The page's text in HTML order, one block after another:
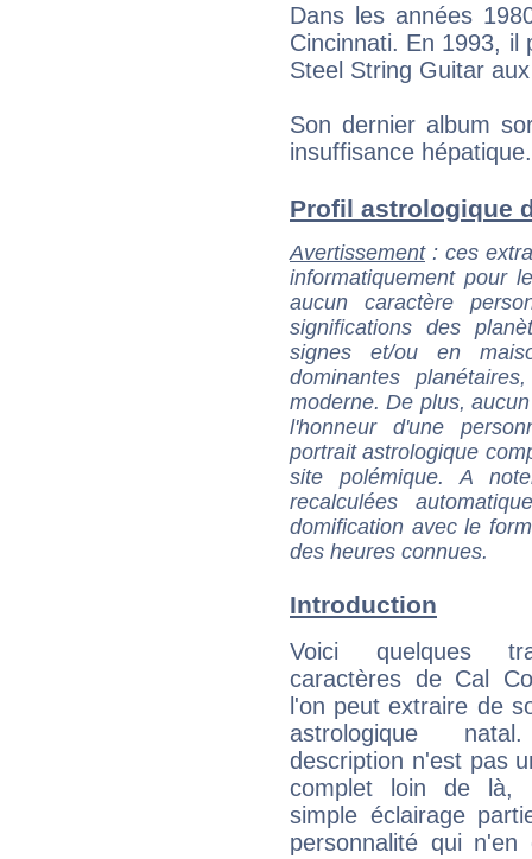
Dans les années
Cincinnati. En 1993, il
Steel String Guitar
Son dernier album
insuffisance hépatique.
Profil astrologique
Avertissement: ces
informatiquement pour
aucun caractère
significations des
signes et/ou en
dominantes
moderne. De plus,
l'honneur d'une
portrait astrologique
site polémique. A
recalculées
domification avec le
des heures connues.
Introduction
Voici quelques
caractères de Cal
l'on peut extraire de
astrologique
description n'est pas
complet loin de là,
simple éclairage
personnalité qui n'en